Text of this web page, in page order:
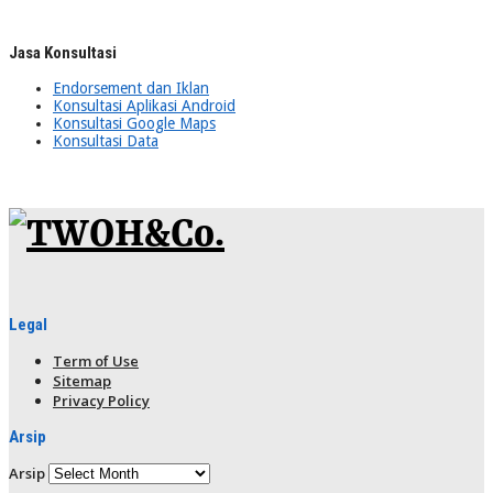
Jasa Konsultasi
Endorsement dan Iklan
Konsultasi Aplikasi Android
Konsultasi Google Maps
Konsultasi Data
Legal
Term of Use
Sitemap
Privacy Policy
Arsip
Arsip